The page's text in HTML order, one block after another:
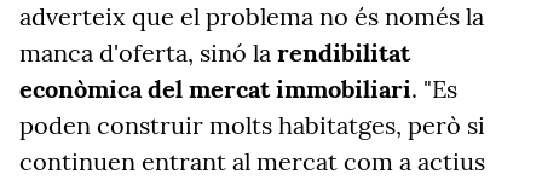
adverteix que el problema no és només la
manca d'oferta, sinó la rendibilitat
econòmica del mercat immobiliari. "Es
poden construir molts habitatges, però si
continuen entrant al mercat com a actius